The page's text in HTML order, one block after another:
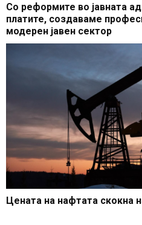
Со реформите во јавната
платите, создаваме
модерен јавен сектор
Цената на нафтата скокна